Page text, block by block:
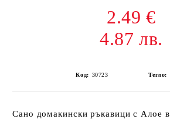
2.49 €
4.87 лв.
Код: 30723 Тегло:
Сано домакински ръкавици с Алое